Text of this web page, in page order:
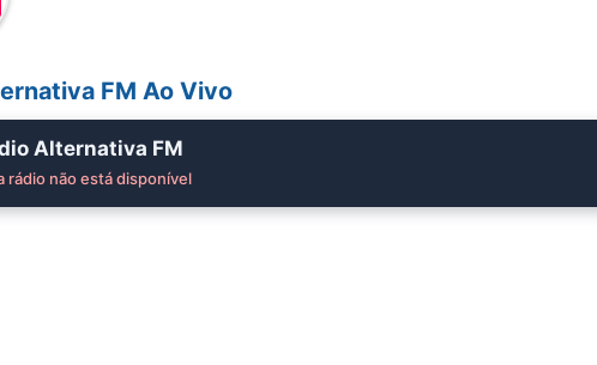
FM Ao Vivo
Alternativa FM
rádio não está disponível